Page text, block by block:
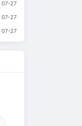
07-27
07-27
07-27